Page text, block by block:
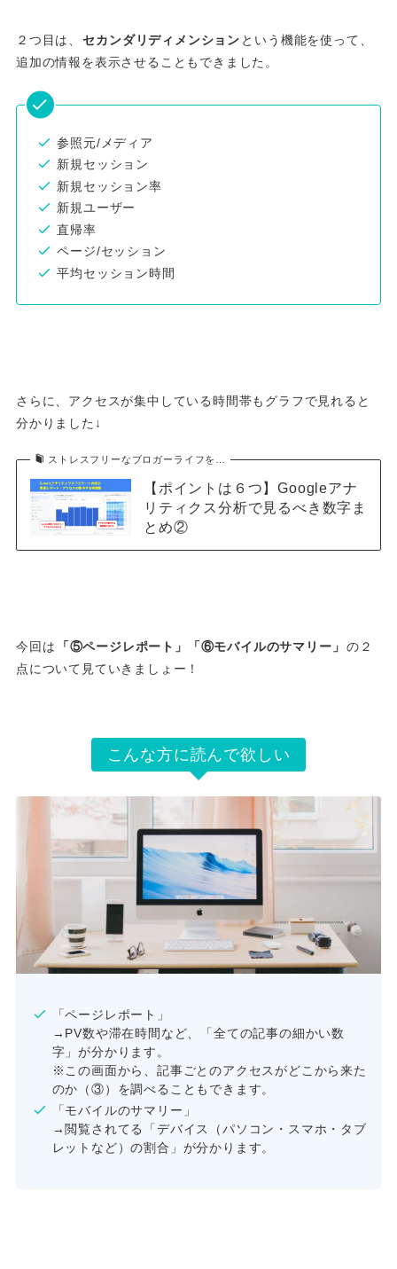
２つ目は、 セカンダリディメンション という機能を使って、
追加の情報を表示させることもできました。
参照元/メディア
新規セッション
新規セッション率
新規ユーザー
直帰率
ページ/セッション
平均セッション時間
さらに、アクセスが集中している時間帯もグラフで見れると
分かりました↓
ストレスフリーなブロガーライフを…
【ポイントは６つ】Googleアナ
リティクス分析で見るべき数字ま
とめ②
今回は 「⑤ページレポート」「⑥モバイルのサマリー」 の２
点について見ていきましょー！
こんな方に読んで欲しい
「ページレポート」
→PV数や滞在時間など、「全ての記事の細かい数
字」が分かります。
※この画面から、記事ごとのアクセスがどこから来た
のか（③）を調べることもできます。
「モバイルのサマリー」
→閲覧されてる「デバイス（パソコン・スマホ・タブ
レットなど）の割合」が分かります。